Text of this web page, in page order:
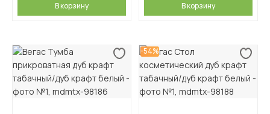
В корзину В корзину
-54%